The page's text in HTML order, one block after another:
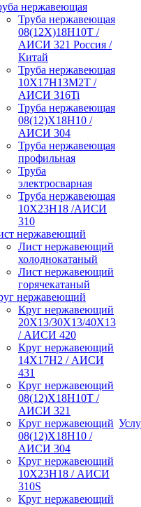
нержавеющая
Труба нержавеющая
08(12Х)18Н10Т /
АИСИ 321 Россия /
Китай
Труба нержавеющая
10Х17Н13М2Т /
АИСИ 316Ti
Труба нержавеющая
08(12)Х18Н10 /
АИСИ 304
Труба нержавеющая
профильная
Труба
электросварная
Труба нержавеющая
10Х23Н18 /АИСИ
310
нержавеющий
Лист нержавеющий
холоднокатаный
Лист нержавеющий
горячекатаный
нержавеющий
Круг нержавеющий
20Х13/30Х13/40Х13
/ АИСИ 420
Круг нержавеющий
14Х17Н2 / АИСИ
431
Круг нержавеющий
08(12)Х18Н10Т /
АИСИ 321
Круг нержавеющий
08(12)Х18Н10 /
АИСИ 304
Круг нержавеющий
10Х23Н18 / АИСИ
310S
Круг нержавеющий